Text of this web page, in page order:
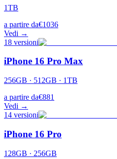
1TB
a partire da€1036
Vedi →
18 versioni
iPhone 16 Pro Max
256GB · 512GB · 1TB
a partire da€881
Vedi →
14 versioni
iPhone 16 Pro
128GB · 256GB